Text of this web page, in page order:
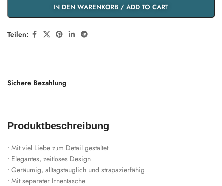
IN DEN WARENKORB / ADD TO CART
Teilen:
Sichere Bezahlung
Produktbeschreibung
• Mit viel Liebe zum Detail gestaltet
• Elegantes, zeitloses Design
• Geräumig, alltagstauglich und strapazierfähig
• Mit separater Innentasche